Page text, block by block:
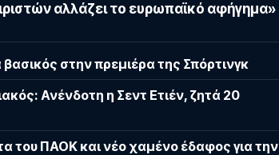
αλλάζει το ευρωπαϊκό αφήγημα»
βασικός στην πρεμιέρα της Σπόρτινγκ
Ανένδοτη η Σεντ Ετιέν, ζητά 20
του ΠΑΟΚ και νέο χαμένο έδαφος για την